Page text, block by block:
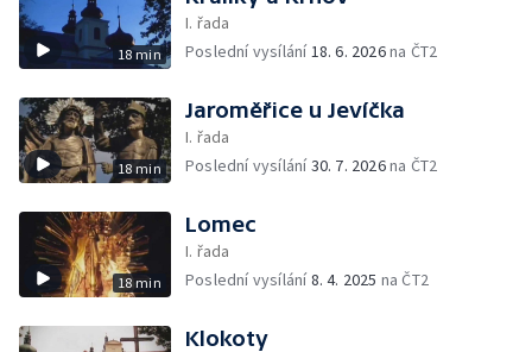
18 min
I. řada
Poslední vysílání18. 6. 2026na ČT2
18 min
Jaroměřice u Jevíčka
I. řada
Poslední vysílání30. 7. 2026na ČT2
18 min
Lomec
I. řada
Poslední vysílání8. 4. 2025 na ČT2
Klokoty